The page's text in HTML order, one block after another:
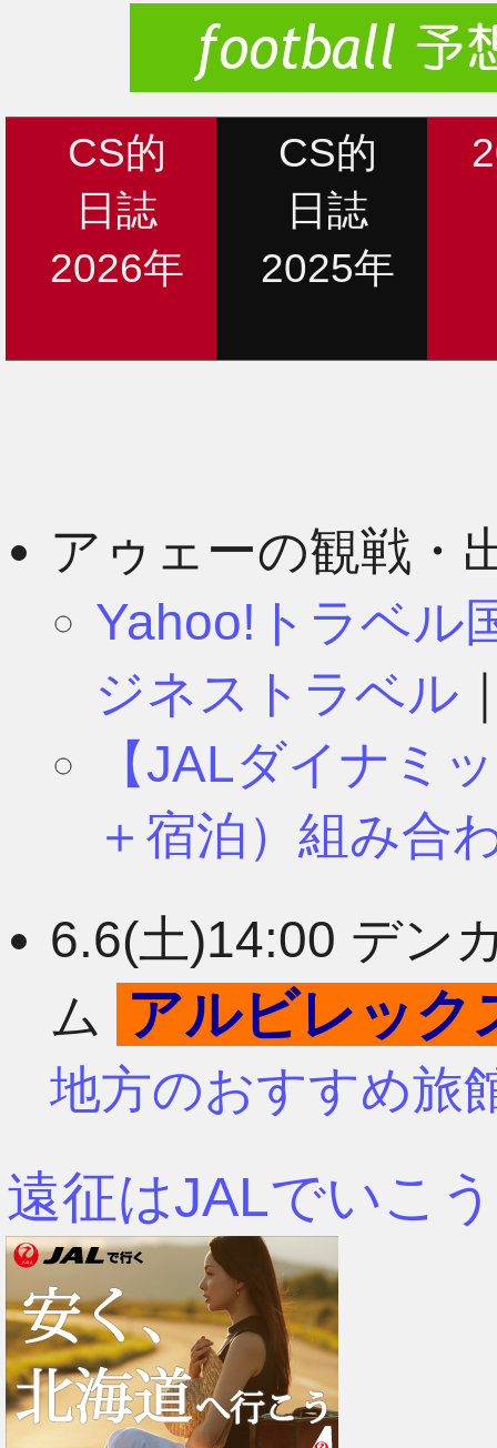
CS的
日誌
2026年
8月
7月
6月
4月
2月
1月
CS的
日誌
2025年
11月
10月
9月
7月
5月
4月
アゥェーの観戦・
Yahoo!トラベル
ジネストラベル
【JALダイナミ
＋宿泊）組み合
6.6(土)14:00 デン
ム
アルビレック
地方のおすすめ旅
遠征はJALでいこう